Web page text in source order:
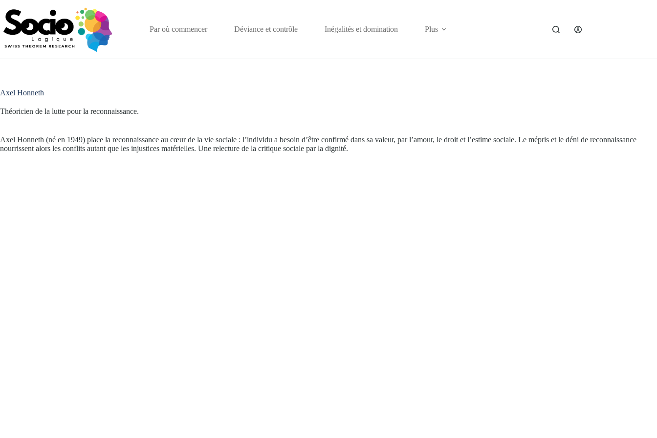
au
contenu
Par où commencer
Déviance et contrôle Inégalités et domination Plus
Axel Honneth
Théoricien de la lutte pour la reconnaissance.
Axel Honneth (né en 1949) place la reconnaissance au cœur de la vie sociale : l’individu a besoin d’être confirmé dans sa valeur, par l’amour, le droit et l’estime sociale. Le mépris et le déni de reconnaissance
nourrissent alors les conflits autant que les injustices matérielles. Une relecture de la critique sociale par la dignité.